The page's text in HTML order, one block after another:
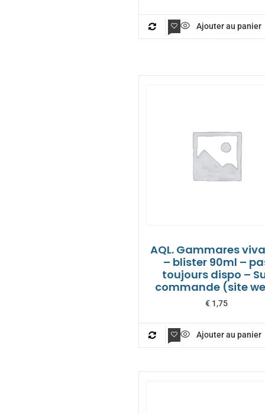
Ajouter au panier
AQL. Gammares
– blister 90ml –
toujours dispo –
commande (site
€ 1,75
Ajouter au panier